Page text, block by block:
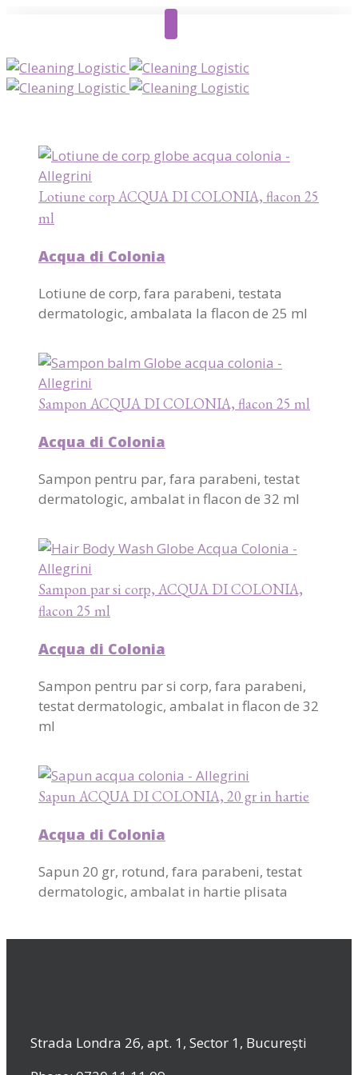
Lotiune corp ACQUA DI COLONIA, flacon 25
ml
Acqua di Colonia
Lotiune de corp, fara parabeni, testata
dermatologic, ambalata la flacon de 25 ml
Sampon ACQUA DI COLONIA, flacon 25 ml
Acqua di Colonia
Sampon pentru par, fara parabeni, testat
dermatologic, ambalat in flacon de 32 ml
Sampon par si corp, ACQUA DI COLONIA,
flacon 25 ml
Acqua di Colonia
Sampon pentru par si corp, fara parabeni,
testat dermatologic, ambalat in flacon de 32
ml
Sapun ACQUA DI COLONIA, 20 gr in hartie
Acqua di Colonia
Sapun 20 gr, rotund, fara parabeni, testat
dermatologic, ambalat in hartie plisata
Strada Londra 26, apt. 1, Sector 1, București